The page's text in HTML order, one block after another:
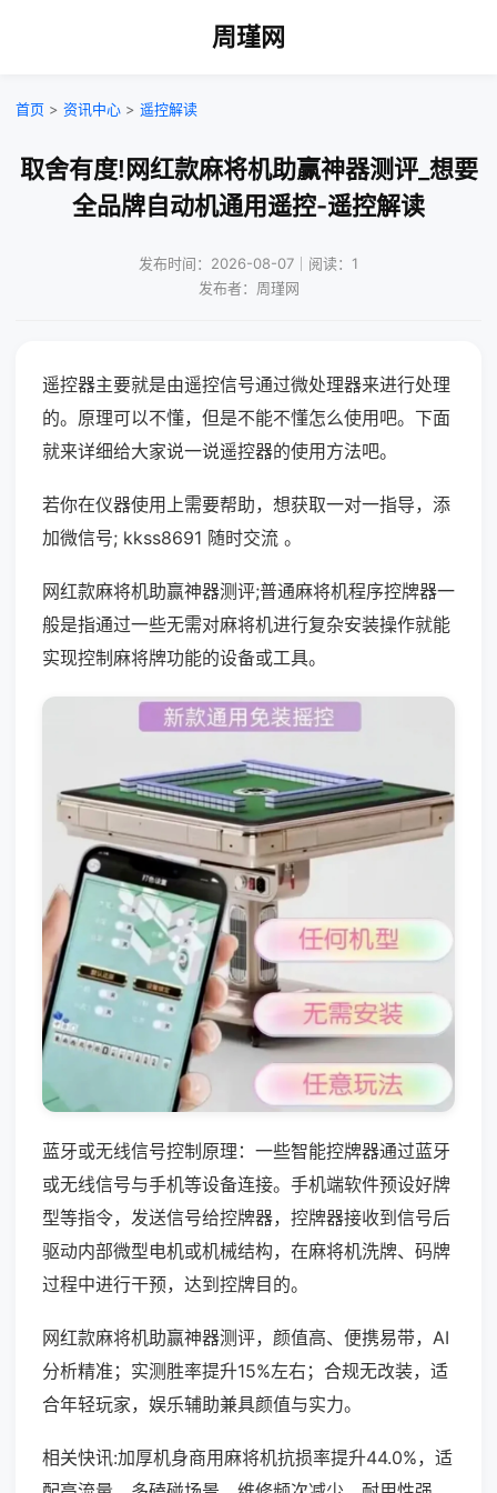
周瑾网
首页 > 资讯中心 > 遥控解读
取舍有度!网红款麻将机助赢神器测评_想要
全品牌自动机通用遥控-遥控解读
发布时间：2026-08-07｜阅读：1
发布者：周瑾网
遥控器主要就是由遥控信号通过微处理器来进行处理
的。原理可以不懂，但是不能不懂怎么使用吧。下面
就来详细给大家说一说遥控器的使用方法吧。
若你在仪器使用上需要帮助，想获取一对一指导，添
加微信号; kkss8691 随时交流 。
网红款麻将机助赢神器测评;普通麻将机程序控牌器一
般是指通过一些无需对麻将机进行复杂安装操作就能
实现控制麻将牌功能的设备或工具。
蓝牙或无线信号控制原理：一些智能控牌器通过蓝牙
或无线信号与手机等设备连接。手机端软件预设好牌
型等指令，发送信号给控牌器，控牌器接收到信号后
驱动内部微型电机或机械结构，在麻将机洗牌、码牌
过程中进行干预，达到控牌目的。
网红款麻将机助赢神器测评，颜值高、便携易带，AI
分析精准；实测胜率提升15%左右；合规无改装，适
合年轻玩家，娱乐辅助兼具颜值与实力。
相关快讯:加厚机身商用麻将机抗损率提升44.0%，适